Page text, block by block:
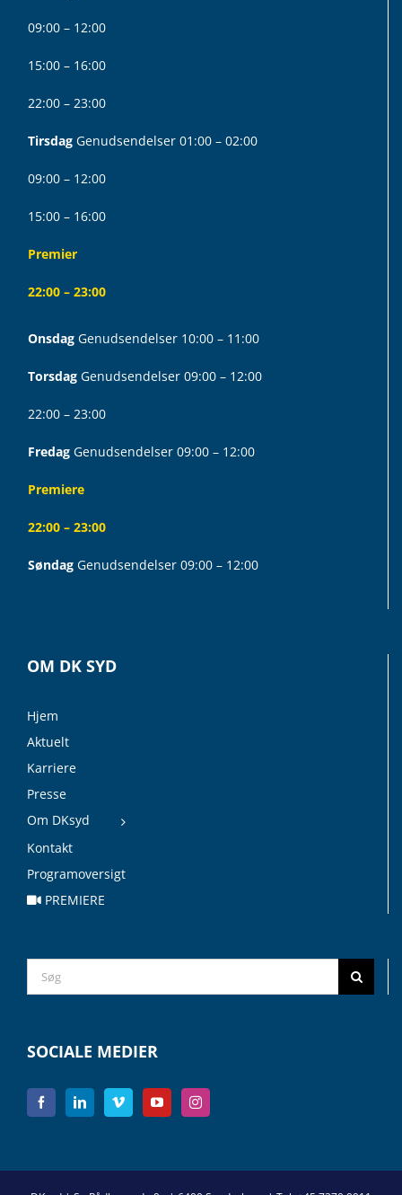
09:00 – 12:00
15:00 – 16:00
22:00 – 23:00
Tirsdag Genudsendelser 01:00 – 02:00
09:00 – 12:00
15:00 – 16:00
Premier
22:00 – 23:00
Onsdag Genudsendelser 10:00 – 11:00
Torsdag Genudsendelser 09:00 – 12:00
22:00 – 23:00
Fredag Genudsendelser 09:00 – 12:00
Premiere
22:00 – 23:00
Søndag Genudsendelser 09:00 – 12:00
OM DK SYD
Hjem
Aktuelt
Karriere
Presse
Om DKsyd
Kontakt
Programoversigt
PREMIERE
Search
for:
SOCIALE MEDIER